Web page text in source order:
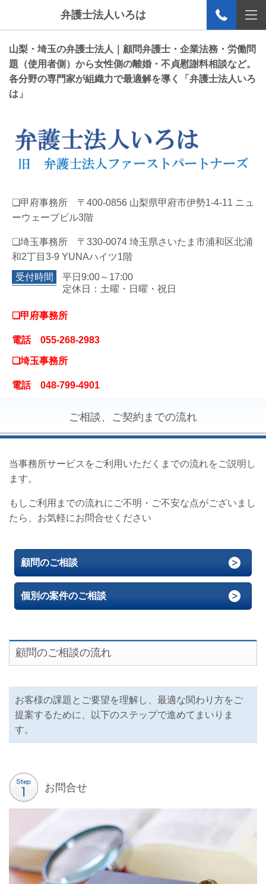
弁護士法人いろは
山梨・埼玉の弁護士法人｜顧問弁護士・企業法務・労働問
題（使用者側）から女性側の離婚・不貞慰謝料相談など。
各分野の専門家が組織力で最適解を導く「弁護士法人いろ
は」
❏甲府事務所 〒400-0856 山梨県甲府市伊勢1-4-11 ニュ
ーウェーブビル3階
❏埼玉事務所 〒330-0074 埼玉県さいたま市浦和区北浦
和2丁目3-9 YUNAハイツ1階
受付時間
平日9:00～17:00
定休日：土曜・日曜・祝日
❏甲府事務所
電話 055-268-2983
❏埼玉事務所
電話 048-799-4901
ご相談、ご契約までの流れ
当事務所サービスをご利用いただくまでの流れをご説明し
ます。
もしご利用までの流れにご不明・ご不安な点がございまし
たら、お気軽にお問合せください
顧問のご相談
個別の案件のご相談
顧問のご相談の流れ
お客様の課題とご要望を理解し、最適な関わり方をご
提案するために、以下のステップで進めてまいりま
す。
お問合せ